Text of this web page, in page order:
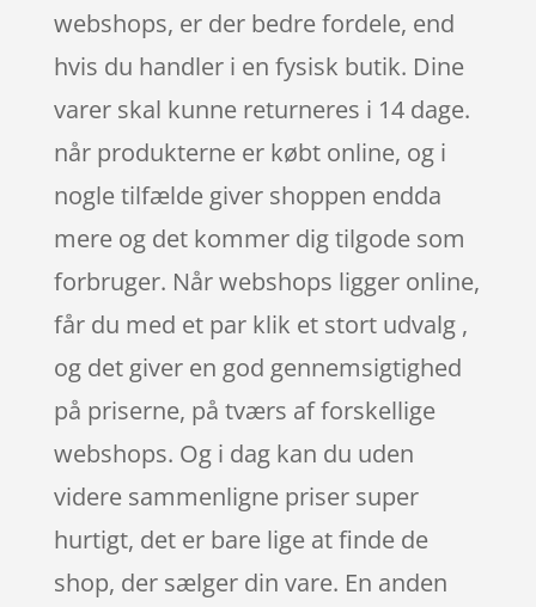
webshops, er der bedre fordele, end
hvis du handler i en fysisk butik. Dine
varer skal kunne returneres i 14 dage.
når produkterne er købt online, og i
nogle tilfælde giver shoppen endda
mere og det kommer dig tilgode som
forbruger. Når webshops ligger online,
får du med et par klik et stort udvalg ,
og det giver en god gennemsigtighed
på priserne, på tværs af forskellige
webshops. Og i dag kan du uden
videre sammenligne priser super
hurtigt, det er bare lige at finde de
shop, der sælger din vare. En anden